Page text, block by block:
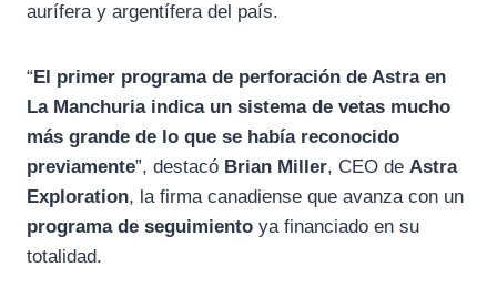
aurífera y argentífera del país.
“El primer programa de perforación de Astra en
La Manchuria indica un sistema de vetas mucho
más grande de lo que se había reconocido
previamente”, destacó Brian Miller, CEO de Astra
Exploration, la firma canadiense que avanza con un
programa de seguimiento ya financiado en su
totalidad.